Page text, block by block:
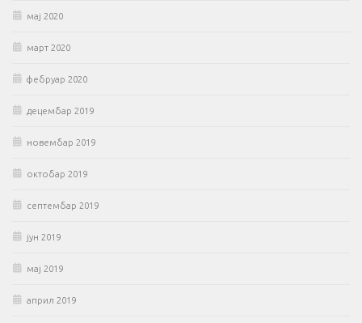
мај 2020
март 2020
фебруар 2020
децембар 2019
новембар 2019
октобар 2019
септембар 2019
јун 2019
мај 2019
април 2019